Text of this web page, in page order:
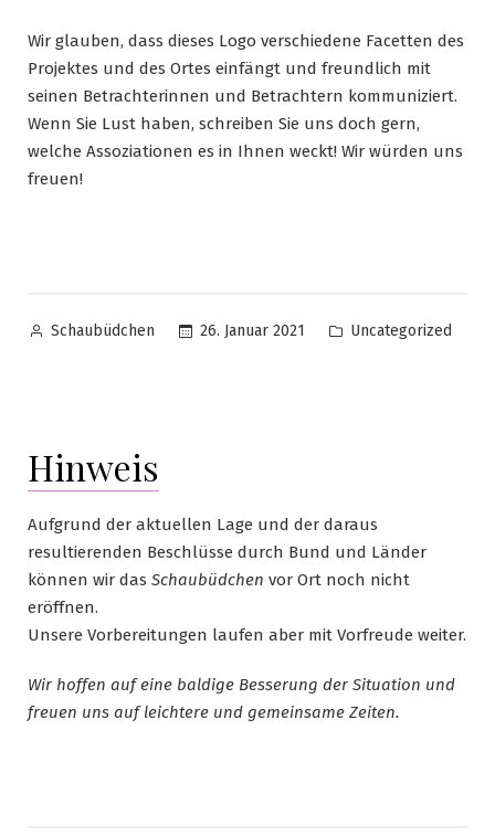
Wir glauben, dass dieses Logo verschiedene Facetten des
Projektes und des Ortes einfängt und freundlich mit
seinen Betrachterinnen und Betrachtern kommuniziert.
Wenn Sie Lust haben, schreiben Sie uns doch gern,
welche Assoziationen es in Ihnen weckt! Wir würden uns
freuen!
Schaubüdchen 26. Januar 2021 Uncategorized
Hinweis
Aufgrund der aktuellen Lage und der daraus
resultierenden Beschlüsse durch Bund und Länder
können wir das Schaubüdchen vor Ort noch nicht
eröffnen.
Unsere Vorbereitungen laufen aber mit Vorfreude weiter.
Wir hoffen auf eine baldige Besserung der Situation und
freuen uns auf leichtere und gemeinsame Zeiten.